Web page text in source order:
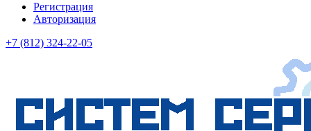
Регистрация
Авторизация
+7 (812) 324-22-05